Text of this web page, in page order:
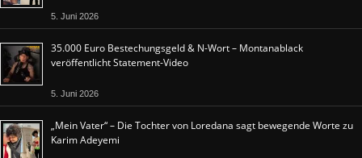
5. Juni 2026
35.000 Euro Bestechungsgeld & N-Wort – Montanablack
veröffentlicht Statement-Video
5. Juni 2026
„Mein Vater“ – Die Tochter von Loredana sagt bewegende Worte zu
Karim Adeyemi